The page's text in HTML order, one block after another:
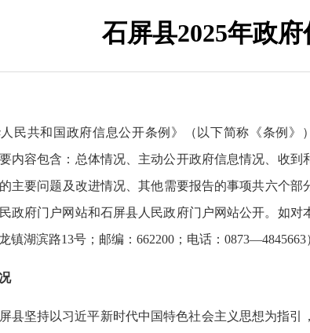
石屏县2025年政
民共和国政府信息公开条例》（以下简称《条例
内容包含：总体情况、主动公开政府信息情况、收
主要问题及改进情况、其他需要报告的事项共六个部
政府门户网站和石屏县人民政府门户网站公开。如
镇湖滨路13号；邮编：662200；电话：0873—4845663
县坚持以习近平新时代中国特色社会主义思想为指